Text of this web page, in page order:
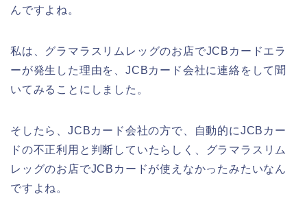
んですよね。
私は、グラマラスリムレッグのお店でJCBカードエラ
ーが発生した理由を、JCBカード会社に連絡をして聞
いてみることにしました。
そしたら、JCBカード会社の方で、自動的にJCBカー
ドの不正利用と判断していたらしく、グラマラスリム
レッグのお店でJCBカードが使えなかったみたいなん
ですよね。